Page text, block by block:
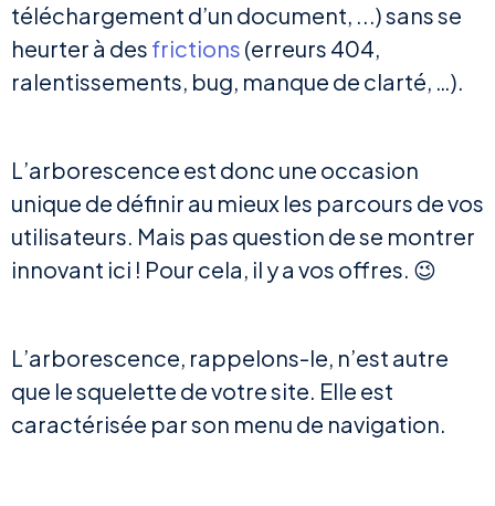
téléchargement d’un document, ...) sans se
heurter à des frictions (erreurs 404,
ralentissements, bug, manque de clarté, …).
L’arborescence est donc une occasion
unique de définir au mieux les parcours de vos
utilisateurs. Mais pas question de se montrer
innovant ici ! Pour cela, il y a vos offres. 😉
L’arborescence, rappelons-le, n’est autre
que le squelette de votre site. Elle est
caractérisée par son menu de navigation.